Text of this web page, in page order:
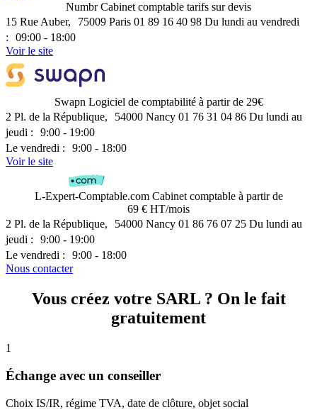
NumbrCabinet comptable tarifs sur devis
15 Rue Auber, 75009 Paris 01 89 16 40 98 Du lundi au vendredi
: 09:00 - 18:00
Voir le site
Swapn Logiciel de comptabilité à partir de 29€
2 Pl. de la République, 54000 Nancy 01 76 31 04 86 Du lundi au
jeudi : 9:00 - 19:00
Le vendredi : 9:00 - 18:00
Voir le site
L-Expert-Comptable.com Cabinet comptable à partir de
69 € HT/mois
2 Pl. de la République, 54000 Nancy 01 86 76 07 25 Du lundi au
jeudi : 9:00 - 19:00
Le vendredi : 9:00 - 18:00
Nous contacter
Vous créez votre SARL ? On le fait
gratuitement
1
Échange avec un conseiller
Choix IS/IR, régime TVA, date de clôture, objet social